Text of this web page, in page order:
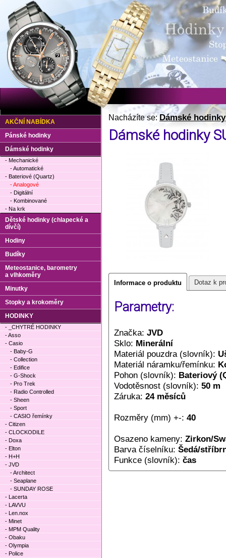
Nacházíte se:Dámské hodinky
Dámské hodinky
Informace o produktu Dotaz k
Parametry:
Značka: JVD
Sklo: Minerální
Materiál pouzdra (slovník):
Materiál náramku/řemínku:
Pohon (slovník): Bateriový
Vodotěsnost (slovník): 50 m
Záruka: 24 měsíců
Rozměry (mm) +-: 40
Osazeno kameny: Zirkon/
Barva číselníku: Šedá/
Funkce (slovník): čas
AKČNÍ NABÍDKA
Pánské hodinky
Dámské hodinky
- Mechanické
- Automatické
- Bateriové (Quartz)
- Analogové
- Digitální
- Kombinované
- Na krk
Dětské hodinky (chlapecké a
dívčí)
Hodiny
Budíky
Meteostanice, barometry
a vlhkoměry
Minutky
Stopky a krokoměry
HODINKY
- _CHYTRÉ HODINKY
- Asso
- Casio
- Baby-G
- Collection
- Edifice
- G-Shock
- Pro Trek
- Radio Controlled
- Sheen
- Sport
- CASIO řemínky
- Citizen
- CLOCKODILE
- Doxa
- Elton
- H+H
- JVD
- Architect
- Seaplane
- SUNDAY ROSE
- Lacerta
- LAVVU
- Len.nox
- Minet
- MPM Quality
- Obaku
- Olympia
- Police